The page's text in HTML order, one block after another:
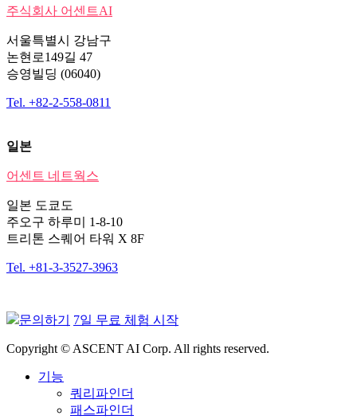
주식회사 어센트AI
서울특별시 강남구
논현로149길 47
승영빌딩 (06040)
Tel. +82-2-558-0811
일본
어센트 네트웍스
일본 도쿄도
주오구 하루미 1-8-10
트리톤 스퀘어 타워 X 8F
Tel. +81-3-3527-3963
문의하기 7일 무료 체험 시작
Copyright © ASCENT AI Corp. All rights reserved.
기능
쿼리파인더
패스파인더